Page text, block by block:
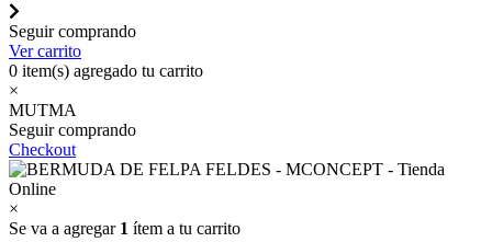
Seguir comprando
Ver carrito
0 item(s) agregado tu carrito
×
MUTMA
Seguir comprando
Checkout
×
Se va a agregar 1 ítem a tu carrito